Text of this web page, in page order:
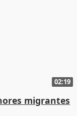
02:19
migrantes